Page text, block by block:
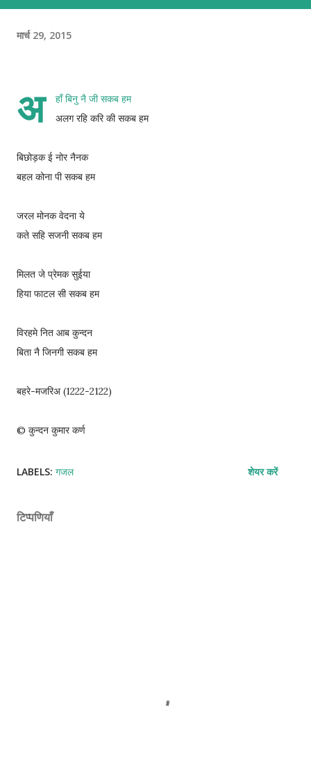
मार्च 29, 2015
अ
हाँ बिनु नै जी सकब हम
अलग रहि करि की सकब हम
बिछोड़क ई नोर नैनक
बहल कोना पी सकब हम
जरल मोनक वेदना ये
कते सहि सजनी सकब हम
मिलत जे प्रेमक सुईया
हिया फाटल सी सकब हम
विरहमे नित आब कुन्दन
बिता नै जिनगी सकब हम
बहरे-मजरिअ (1222-2122)
© कुन्दन कुमार कर्ण
LABELS: गजल शेयर करें
टिप्पणियाँ